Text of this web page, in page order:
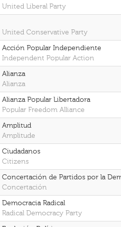
United Liberal Party
United Conservative Party
Acción Popular Independiente
Independent Popular Action
Alianza
Alianza
Alianza Popular Libertadora
Popular Freedom Alliance
Amplitud
Amplitude
Ciudadanos
Citizens
Concertación de Partidos por la
Concertación
Democracia Radical
Radical Democracy Party